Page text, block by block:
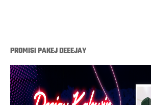
PROMISI PAKEJ DEEEJAY